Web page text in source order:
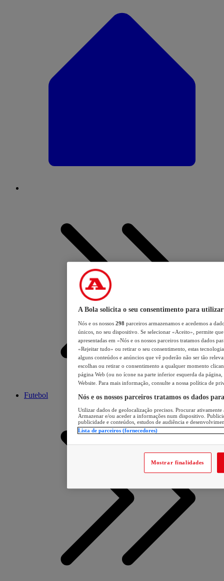
Futebol
A Bola solicita o seu consentimento para utilizar
Nós e os nossos 298 parceiros armazenamos e acedemos a
únicos, no seu dispositivo. Se selecionar «Aceito», permite
apresentadas em «Nós e os nossos parceiros tratamos dados
«Rejeitar tudo» ou retirar o seu consentimento, estas
alguns conteúdos e anúncios que vê poderão não ser tão
escolhas ou retirar o consentimento a qualquer momento
página Web (ou no ícone na parte inferior esquerda da página,
Website. Para mais informação, consulte a nossa política de
Nós e os nossos parceiros tratamos os dados
Utilizar dados de geolocalização precisos. Procurar
Armazenar e/ou aceder a informações num dispositivo.
publicidade e conteúdos, estudos de audiência e
Lista de parceiros (fornecedores)
Mostrar finalidades